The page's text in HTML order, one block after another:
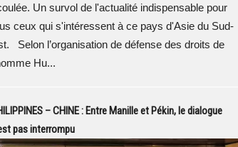
Un survol de l'actualité indispensable pour
ceux qui s'intéressent à ce pays d'Asie du Sud-
Selon l’organisation de défense des droits de
Hu...
– CHINE : Entre Manille et Pékin, le dialogue
pas interrompu